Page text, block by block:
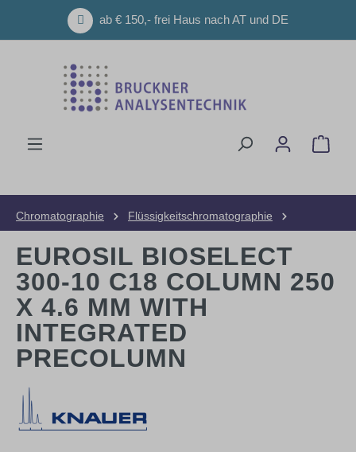
Zum Hauptinhalt springenab € 150,- frei Haus nach AT und DE
Chromatographie
Flüssigkeitschromatographie
EUROSIL BIOSELECT
300-10 C18 COLUMN 250
X 4.6 MM WITH
INTEGRATED
PRECOLUMN